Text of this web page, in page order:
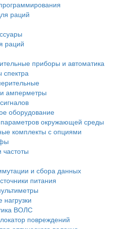
раций
раций
приборы и автоматика
спектра
амперметры
оборудование
окружающей среды
комплекты с опциями
частоты
и сбора данных
питания
ВОЛС
повреждений